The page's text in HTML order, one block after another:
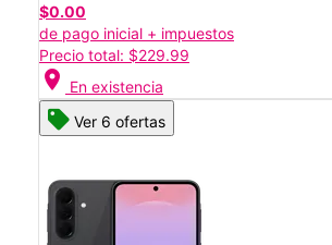
$0.00
de pago inicial + impuestos
Precio total: $229.99
location_on En existencia
Ver 6 ofertas